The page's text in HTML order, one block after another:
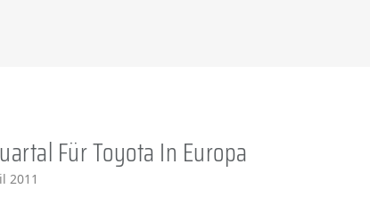
Für Toyota In Europa
2011